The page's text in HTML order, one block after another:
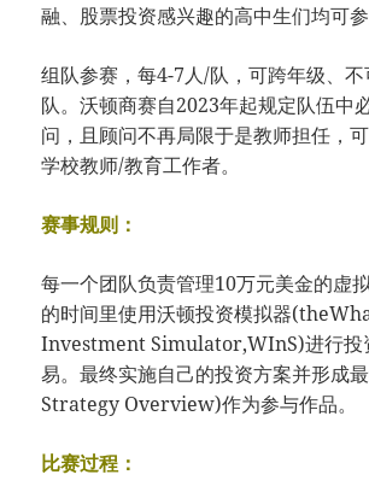
融、股票投资感兴趣的高中生们均可参
组队参赛，每4-7人/队，可跨年级、不
队。沃顿商赛自2023年起规定队伍中
问，且顾问不再局限于是教师担任，
学校教师/教育工作者。
赛事规则：
每一个团队负责管理10万元美金的虚
的时间里使用沃顿投资模拟器
Investment Simulator,WInS)进行投
易。最终实施自己的投资方案并形成
Strategy Overview)作为参与作品。
比赛过程：